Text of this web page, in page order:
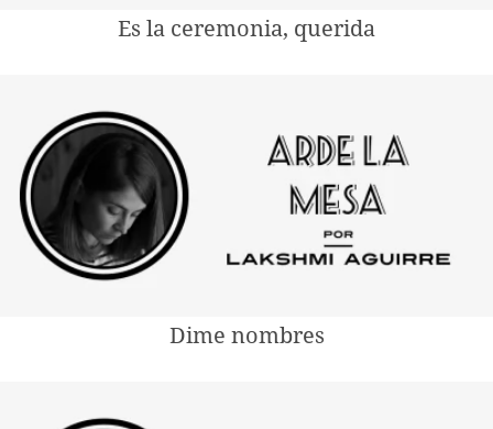
Es la ceremonia, querida
Dime nombres